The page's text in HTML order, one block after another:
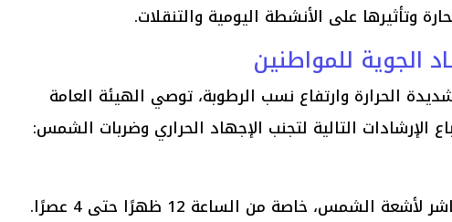
وتأثيرها على الأنشطة اليومية والتنقلات.
الجوية للمواطنين
الحرارة وارتفاع نسب الرطوبة، توصي الهيئة العامة
الإرشادات التالية لتجنب الإجهاد الحراري وضربات الشمس:
الشمس، خاصة من الساعة 12 ظهرًا حتى 4 عصرًا.